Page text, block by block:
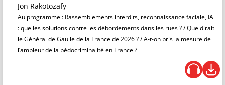
Jon Rakotozafy
Au programme : Rassemblements interdits, reconnaissance faciale, IA
: quelles solutions contre les débordements dans les rues ? / Que dirait
le Général de Gaulle de la France de 2026 ? / A-t-on pris la mesure de
l’ampleur de la pédocriminalité en France ?